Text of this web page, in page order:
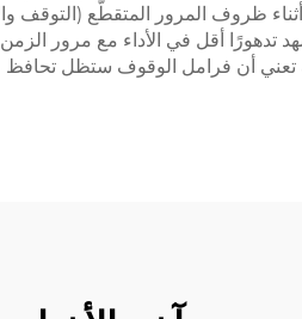
أثناء ظروف المرور المتقطّع
تدهورًا أقل في الأداء مع مرور
تعني أن فرامل الوقوف ستظل